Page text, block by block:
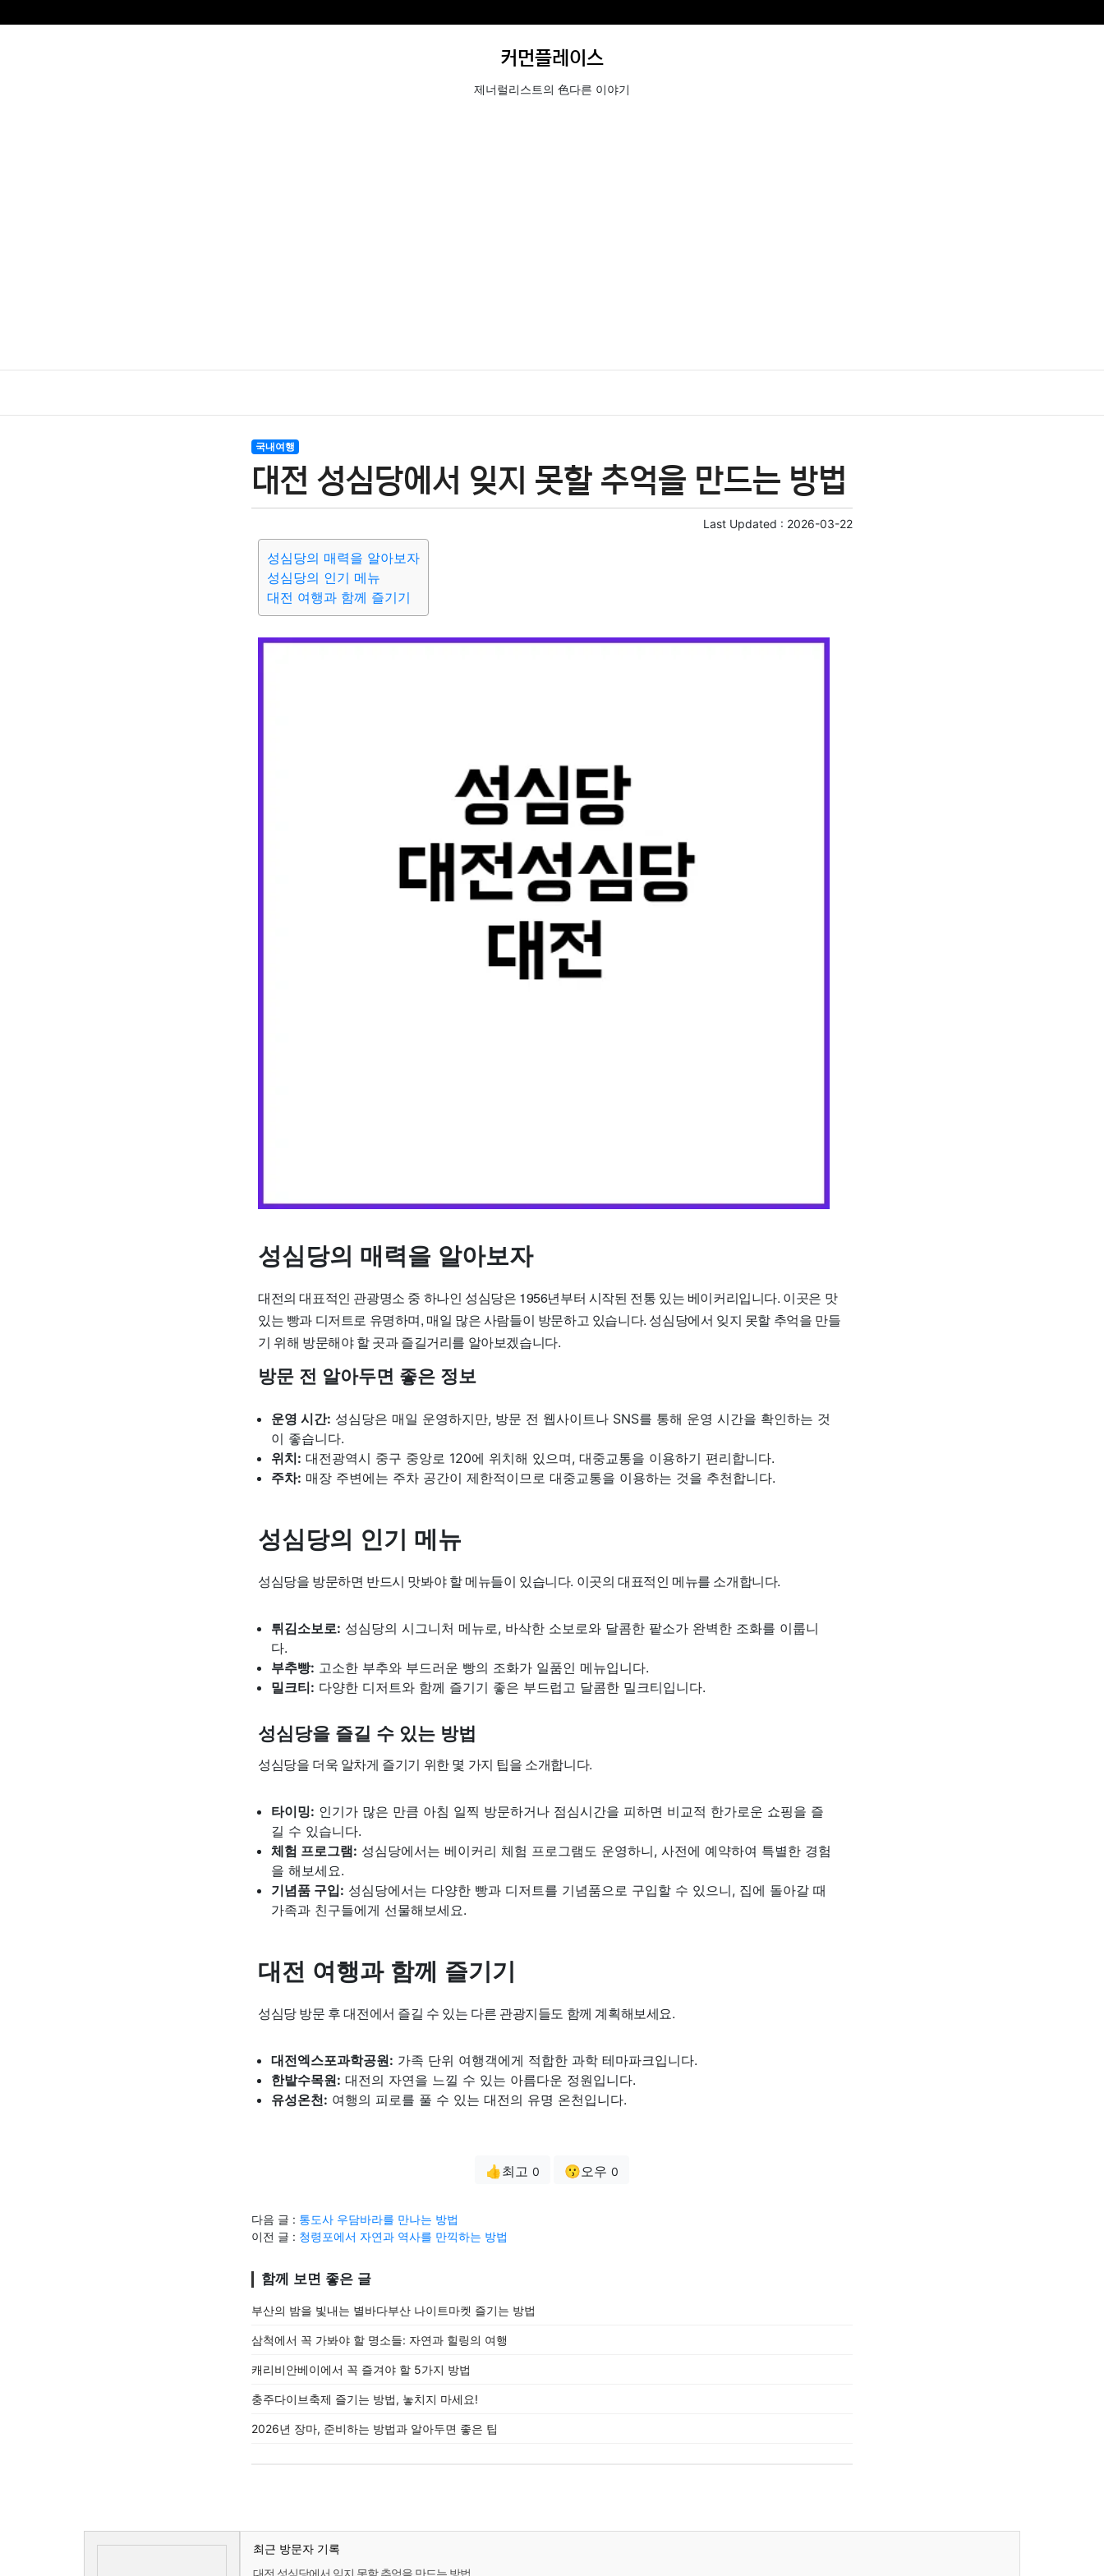
커먼플레이스
제너럴리스트의 色다른 이야기
국내여행
대전 성심당에서 잊지 못할 추억을 만드는 방법
Last Updated : 2026-03-22
성심당의 매력을 알아보자
성심당의 인기 메뉴
대전 여행과 함께 즐기기
성심당의 매력을 알아보자
대전의 대표적인 관광명소 중 하나인 성심당은 1956년부터 시작된 전통 있는 베이커리입니다. 이곳은 맛
있는 빵과 디저트로 유명하며, 매일 많은 사람들이 방문하고 있습니다. 성심당에서 잊지 못할 추억을 만들
기 위해 방문해야 할 곳과 즐길거리를 알아보겠습니다.
방문 전 알아두면 좋은 정보
운영 시간: 성심당은 매일 운영하지만, 방문 전 웹사이트나 SNS를 통해 운영 시간을 확인하는 것
이 좋습니다.
위치: 대전광역시 중구 중앙로 120에 위치해 있으며, 대중교통을 이용하기 편리합니다.
주차: 매장 주변에는 주차 공간이 제한적이므로 대중교통을 이용하는 것을 추천합니다.
성심당의 인기 메뉴
성심당을 방문하면 반드시 맛봐야 할 메뉴들이 있습니다. 이곳의 대표적인 메뉴를 소개합니다.
튀김소보로: 성심당의 시그니처 메뉴로, 바삭한 소보로와 달콤한 팥소가 완벽한 조화를 이룹니
다.
부추빵: 고소한 부추와 부드러운 빵의 조화가 일품인 메뉴입니다.
밀크티: 다양한 디저트와 함께 즐기기 좋은 부드럽고 달콤한 밀크티입니다.
성심당을 즐길 수 있는 방법
성심당을 더욱 알차게 즐기기 위한 몇 가지 팁을 소개합니다.
타이밍: 인기가 많은 만큼 아침 일찍 방문하거나 점심시간을 피하면 비교적 한가로운 쇼핑을 즐
길 수 있습니다.
체험 프로그램: 성심당에서는 베이커리 체험 프로그램도 운영하니, 사전에 예약하여 특별한 경험
을 해보세요.
기념품 구입: 성심당에서는 다양한 빵과 디저트를 기념품으로 구입할 수 있으니, 집에 돌아갈 때
가족과 친구들에게 선물해보세요.
대전 여행과 함께 즐기기
성심당 방문 후 대전에서 즐길 수 있는 다른 관광지들도 함께 계획해보세요.
대전엑스포과학공원: 가족 단위 여행객에게 적합한 과학 테마파크입니다.
한밭수목원: 대전의 자연을 느낄 수 있는 아름다운 정원입니다.
유성온천: 여행의 피로를 풀 수 있는 대전의 유명 온천입니다.
👍최고 0 😗오우 0
다음 글 : 통도사 우담바라를 만나는 방법
이전 글 : 청령포에서 자연과 역사를 만끽하는 방법
함께 보면 좋은 글
부산의 밤을 빛내는 별바다부산 나이트마켓 즐기는 방법
삼척에서 꼭 가봐야 할 명소들: 자연과 힐링의 여행
캐리비안베이에서 꼭 즐겨야 할 5가지 방법
충주다이브축제 즐기는 방법, 놓치지 마세요!
2026년 장마, 준비하는 방법과 알아두면 좋은 팁
최근 방문자 기록
대전 성심당에서 잊지 못할 추억을 만드는 방법